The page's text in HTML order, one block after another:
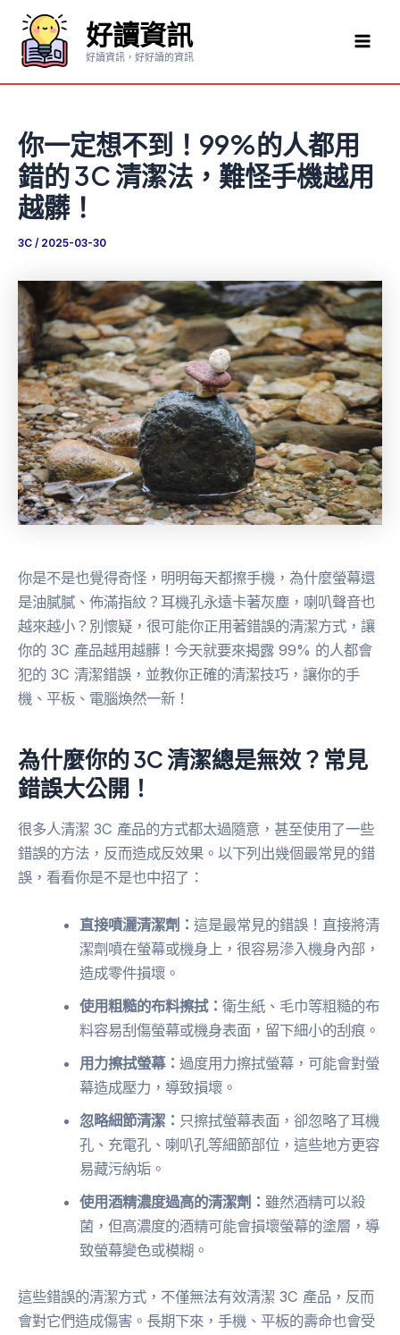
要
好讀資訊
好讀資訊，好好讀的資訊
你一定想不到！99%的人都用
錯的 3C 清潔法，難怪手機越用
越髒！
3C / 2025-03-30
你是不是也覺得奇怪，明明每天都擦手機，為什麼螢幕還
是油膩膩、佈滿指紋？耳機孔永遠卡著灰塵，喇叭聲音也
越來越小？別懷疑，很可能你正用著錯誤的清潔方式，讓
你的 3C 產品越用越髒！今天就要來揭露 99% 的人都會
犯的 3C 清潔錯誤，並教你正確的清潔技巧，讓你的手
機、平板、電腦煥然一新！
為什麼你的 3C 清潔總是無效？常見
錯誤大公開！
很多人清潔 3C 產品的方式都太過隨意，甚至使用了一些
錯誤的方法，反而造成反效果。以下列出幾個最常見的錯
誤，看看你是不是也中招了：
直接噴灑清潔劑：這是最常見的錯誤！直接將清
潔劑噴在螢幕或機身上，很容易滲入機身內部，
造成零件損壞。
使用粗糙的布料擦拭：衛生紙、毛巾等粗糙的布
料容易刮傷螢幕或機身表面，留下細小的刮痕。
用力擦拭螢幕：過度用力擦拭螢幕，可能會對螢
幕造成壓力，導致損壞。
忽略細節清潔： 只擦拭螢幕表面，卻忽略了耳機
孔、充電孔、喇叭孔等細節部位，這些地方更容
易藏污納垢。
使用酒精濃度過高的清潔劑： 雖然酒精可以殺
菌，但高濃度的酒精可能會損壞螢幕的塗層，導
致螢幕變色或模糊。
這些錯誤的清潔方式，不僅無法有效清潔 3C 產品，反而
會對它們造成傷害。長期下來，手機、平板的壽命也會受